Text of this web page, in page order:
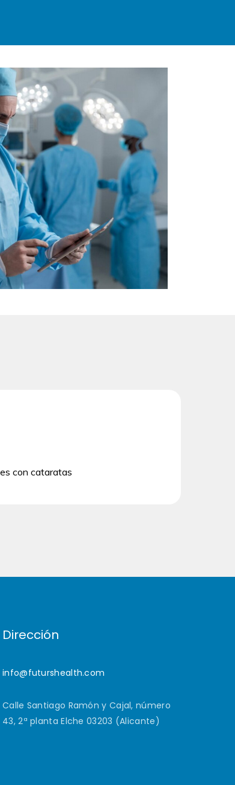
con cataratas
Dirección
info@futurshealth.com
Calle Santiago Ramón y Cajal, número
43, 2ª planta Elche 03203 (Alicante)